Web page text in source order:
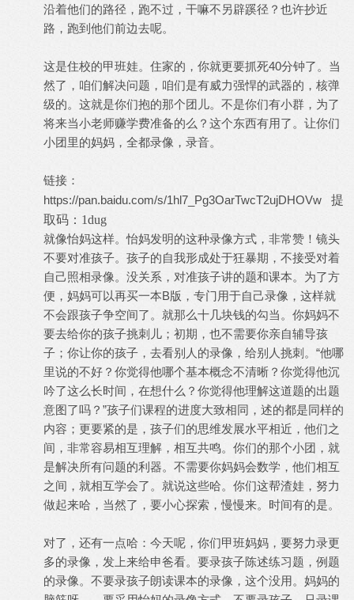
沿着他们的路径，跑不过，干嘛不另辟蹊径？也许抄近
路，跑到他们前边去呢。
这是住校的甲班娃。住家的，你就更要抓死40分钟了。当
然了，咱们解决问题，咱们是有威力强悍的武器的，核弹
级的。这就是你们抱的那个团儿。不是你们有小群，为了
将来当小老师赚学费准备的么？这个东西有用了。让你们
小团里的妈妈，全都录像，录音。
链接：
https://pan.baidu.com/s/1hl7_Pg3OarTwcT2ujDHOVw
提
取码：1dug
就像怡妈这样。怡妈发明的这种录像方式，非常赞！镜头
不要对准孩子。孩子的自我形成处于狂暴期，不接受对着
自己照相录像。没关系，对准孩子讲的题和课本。为了方
便，妈妈可以再买一本B版，专门用于自己录像，这样就
不会跟孩子争空间了。就那么十几块钱的勾当。你妈妈不
要去给你的孩子挑刺儿；初期，也不需要你亲自辅导孩
子；你让你的孩子，去看别人的录像，给别人挑刺。“他哪
里说的不好？你觉得他哪个基本概念不清晰？你觉得他沉
吟了这么长时间，在想什么？你觉得他理解这道题的出题
意图了吗？”孩子们课程的进度大致相同，述的都是同样的
内容；更要紧的是，孩子们的思维发展水平相近，他们之
间，非常容易相互理解，相互共鸣。你们的那个小团，就
是解决所有问题的利器。不需要你妈妈会数学，他们相互
之间，就相互学会了。就说这些哈。你们这帮渣娃，努力
做起来哈，当然了，要小心探索，慢慢来。时间有的是。
对了，还有一点哈：今天呢，你们甲班妈妈，要努力录更
多的录像，发上来给申爸看。要录孩子陈述练习题，例题
的录像。不要录孩子朗读课本的录像，这个没用。妈妈的